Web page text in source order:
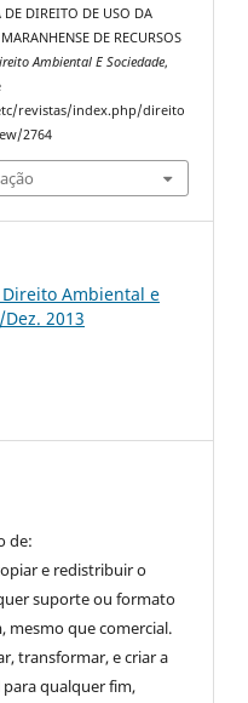
DIREITO DE USO DA
DE RECURSOS
Ambiental E Sociedade,
revistas/index.php/direito
2764
Ambiental e
2013
de:
e redistribuir o
suporte ou formato
mesmo que comercial.
transformar, e criar a
qualquer fim,